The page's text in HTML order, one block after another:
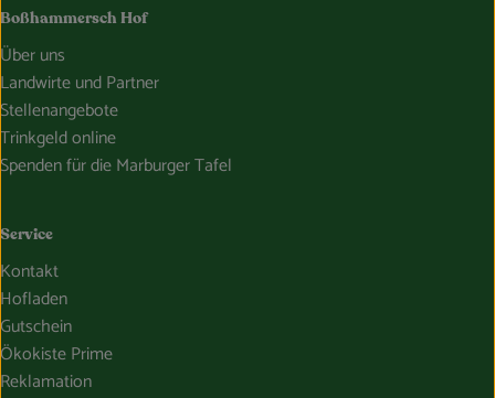
Boßhammersch Hof
Über uns
Landwirte und Partner
Stellenangebote
Trinkgeld online
Spenden für die Marburger Tafel
Service
Kontakt
Hofladen
Gutschein
Ökokiste Prime
Reklamation